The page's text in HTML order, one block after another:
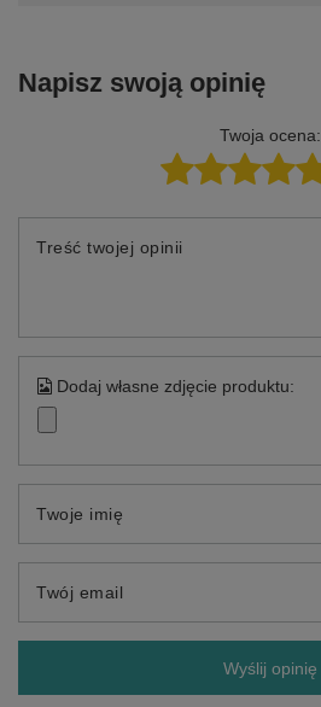
Napisz swoją opinię
Twoja ocena:
Treść twojej opinii
Dodaj własne zdjęcie produktu:
Twoje imię
Twój email
Wyślij opinię